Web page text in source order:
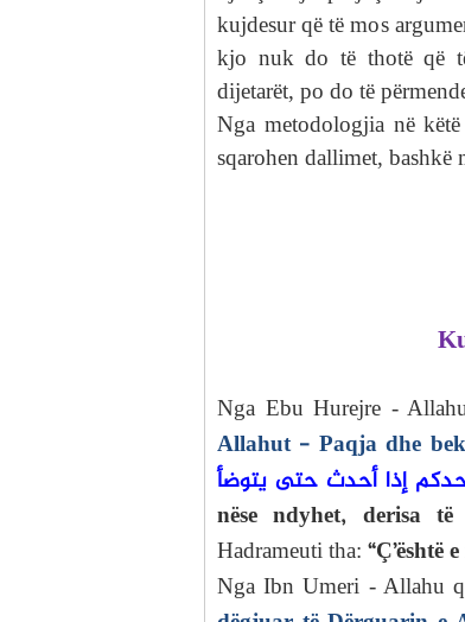
kujdesur që të mos
kjo nuk do të thotë që
dijetarët, po do të
Nga metodologjia në
sqarohen dallimet, bashkë
Nga Ebu Hurejre -
Allahut - Paqja dhe
إذا أحدث حتى يتوضأ
nëse ndyhet, derisa të
Hadrameuti tha:
Nga Ibn Umeri - Allahu